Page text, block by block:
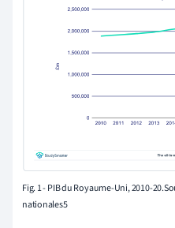
Fig. 1 - PIB du Royaume-Uni, 2010-
nationales5